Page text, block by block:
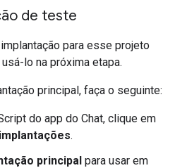
de teste
para esse projeto
lo na próxima etapa.
principal, faça o seguinte:
do app do Chat, clique em
.
principal para usar em